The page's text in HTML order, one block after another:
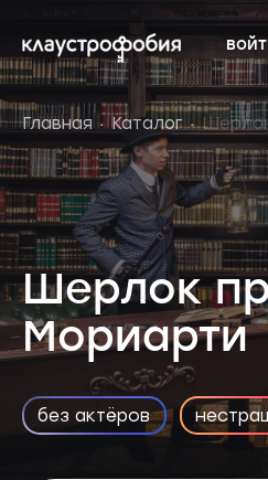
Главная Каталог
Шерлок
Мориарти
без актёров